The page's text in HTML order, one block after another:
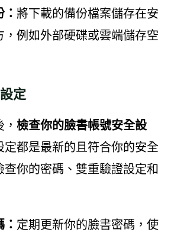
將下載的備份檔案儲存在安
，例如外部硬碟或雲端儲存空
定
檢查你的臉書帳號安全設
定都是最新的且符合你的安全
查你的密碼、雙重驗證設定和
定期更新你的臉書密碼，使